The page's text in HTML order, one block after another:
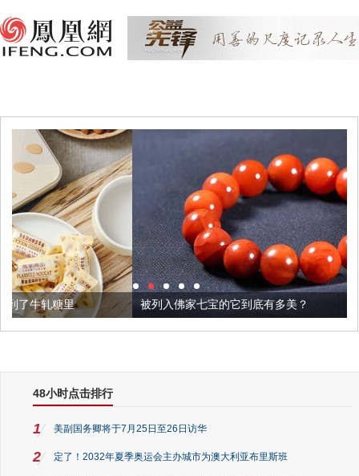
被列入佛家七宝的它到底有多美？
48小时点击排行
1 美副国务卿将于7月25日至26日访华
2 定了！2032年夏季奥运会主办城市为澳大利亚布里斯班